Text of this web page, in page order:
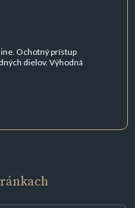
Ochotný prístup
dielov. Výhodná